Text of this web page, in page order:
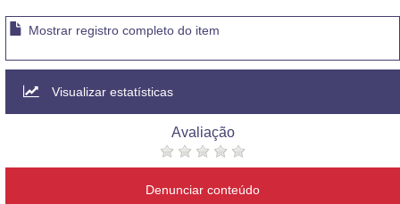
Mostrar registro completo do item
Visualizar estatísticas
Avaliação
Denunciar conteúdo